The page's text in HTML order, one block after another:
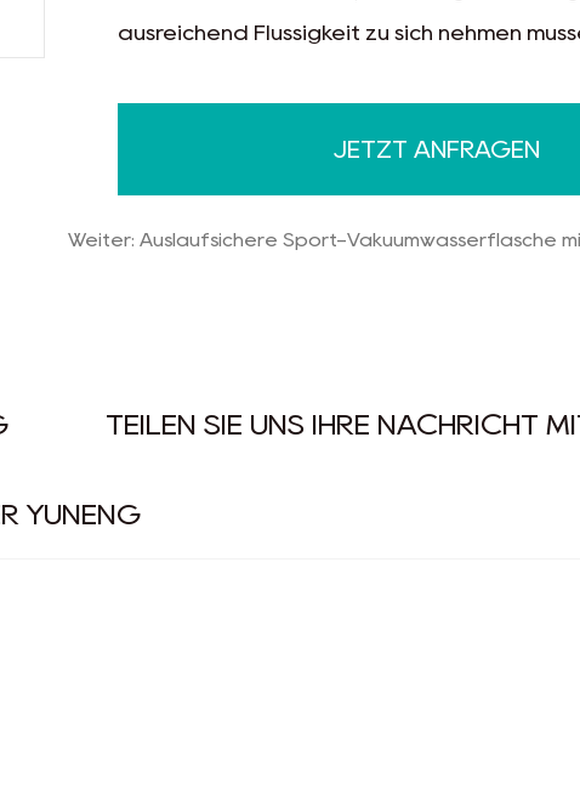
ausreichend Flüssigkeit zu sich nehmen
JETZT ANFRAGEN
Weiter: Auslaufsichere Sport-Vakuumwasserflasche
TEILEN SIE UNS IHRE NACHRICHT
YUNENG